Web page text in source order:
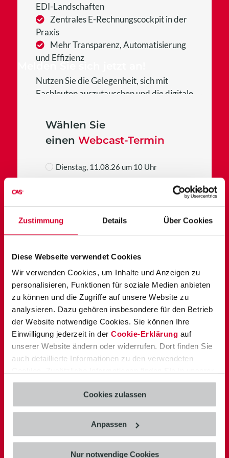
Zustimmung Details Über Cookies
Diese Webseite verwendet Cookies
Wir verwenden Cookies, um Inhalte und Anzeigen zu
personalisieren, Funktionen für soziale Medien anbieten
zu können und die Zugriffe auf unsere Website zu
analysieren. Dazu gehören insbesondere für den Betrieb
der Website notwendige Cookies. Sie können Ihre
Einwilligung jederzeit in der Cookie-Erklärung auf
unserer Website ändern oder widerrufen. Dort finden Sie
auch detaillierte Informationen zu den verwendeten
Datenschutzerklärung.
Cookies zulassen
Anpassen
Nur notwendige Cookies
EDI-Landschaften
Zentrales E-Rechnungscockpit in der
Praxis
Mehr Transparenz, Automatisierung
und Effizienz
Nutzen Sie die Gelegenheit, sich mit
Fachleuten auszutauschen und die digitale
mitzugestalten!
Wählen Sie
einen Webcast-Termin
Dienstag, 11.08.26 um 10 Uhr
Kontaktdaten
Zustimmung DSGVO
Die vorgenannten Daten werden für die
Durchführung des Webcasts sowie